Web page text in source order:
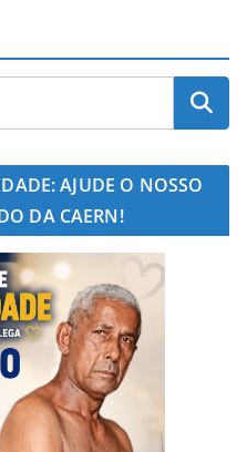
AJUDE O NOSSO
DA CAERN!